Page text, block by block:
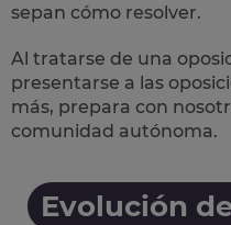
sepan cómo resolver.
Al tratarse de una
presentarse a las
más, prepara con
comunidad autónoma.
Evolución